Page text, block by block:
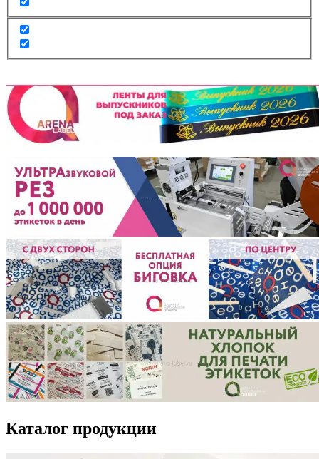
Каталог продукции